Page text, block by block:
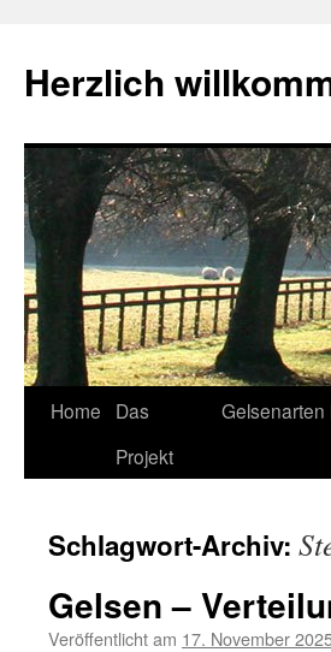
springen
Herzlich
Home
Das
Projekt
Gelsenarten
Schlagwort-Archiv:
Gelsen –
Veröffentlicht am 17. November